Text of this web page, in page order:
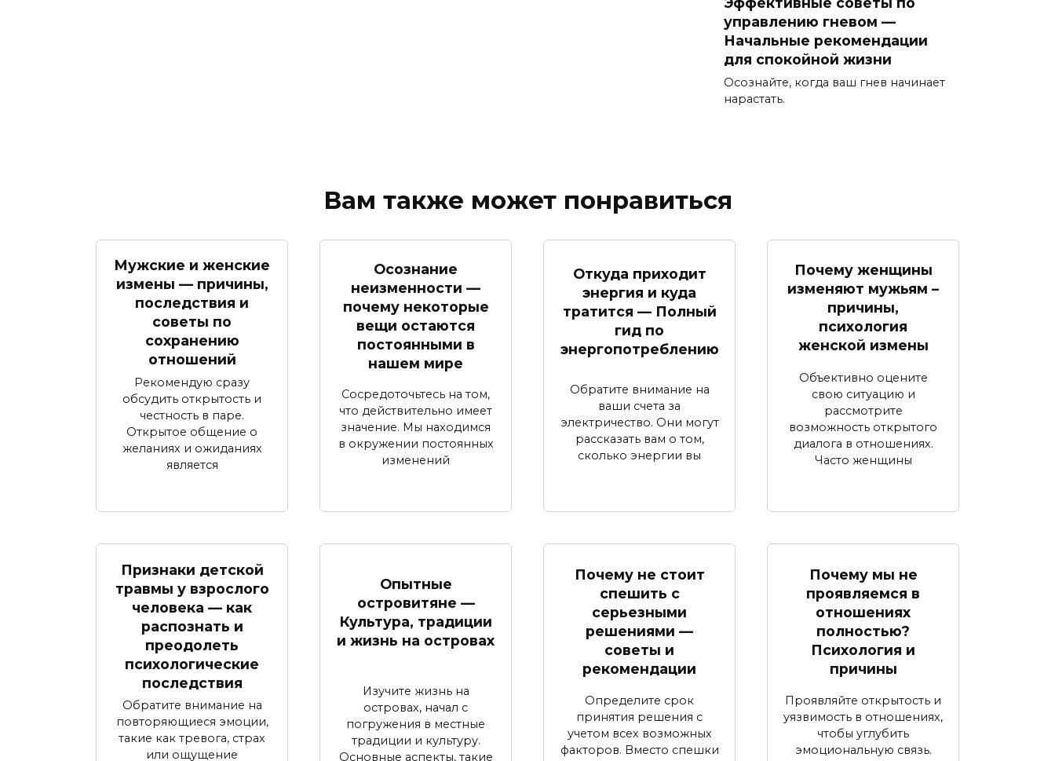
управлению гневом —
Начальные рекомендации
для спокойной жизни
Осознайте, когда ваш гнев начинает
нарастать.
Вам также может понравиться
Мужские и женские
измены — причины,
последствия и
советы по
сохранению
отношений
Рекомендую сразу
обсудить открытость и
честность в паре.
Открытое общение о
желаниях и ожиданиях
является
Осознание
неизменности —
почему некоторые
вещи остаются
постоянными в
нашем мире
Сосредоточьтесь на том,
что действительно имеет
значение. Мы находимся
в окружении постоянных
изменений
Откуда приходит
энергия и куда
тратится — Полный
гид по
энергопотреблению
Обратите внимание на
ваши счета за
электричество. Они могут
рассказать вам о том,
сколько энергии вы
Почему женщины
изменяют мужьям –
причины,
психология
женской измены
Объективно оцените
свою ситуацию и
рассмотрите
возможность открытого
диалога в отношениях.
Часто женщины
Признаки детской
травмы у взрослого
человека — как
распознать и
преодолеть
психологические
последствия
Обратите внимание на
повторяющиеся эмоции,
такие как тревога, страх
или ощущение
Опытные
островитяне —
Культура, традиции
и жизнь на островах
Изучите жизнь на
островах, начал с
погружения в местные
традиции и культуру.
Основные аспекты, такие
Почему не стоит
спешить с
серьезными
решениями —
советы и
рекомендации
Определите срок
принятия решения с
учетом всех возможных
факторов. Вместо спешки
Почему мы не
проявляемся в
отношениях
полностью?
Психология и
причины
Проявляйте открытость и
уязвимость в отношениях,
чтобы углубить
эмоциональную связь.